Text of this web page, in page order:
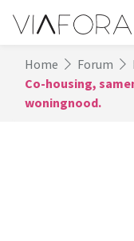
Home Forum
Co-housing,
woningnood.